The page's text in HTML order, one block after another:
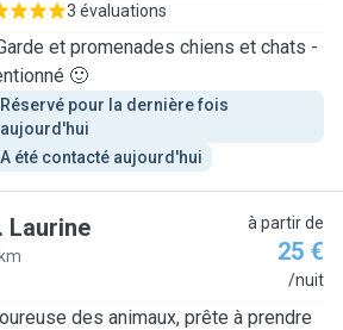
3 évaluations
et promenades chiens et chats -
🙂
Réservé pour la dernière fois
aujourd'hui
A été contacté aujourd'hui
. Laurine à partir de
25 €
/nuit
des animaux, prête à prendre